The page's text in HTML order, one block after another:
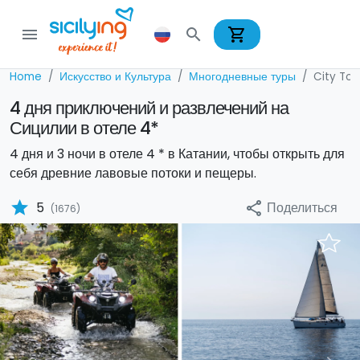
menu search shopping_cart
Home Искусство и Культура Многодневные туры City
4 дня приключений и развлечений на
Сицилии в отеле 4*
4 дня и 3 ночи в отеле 4 * в Катании, чтобы открыть для
себя древние лавовые потоки и пещеры.
star 5 (1676) share Поделиться